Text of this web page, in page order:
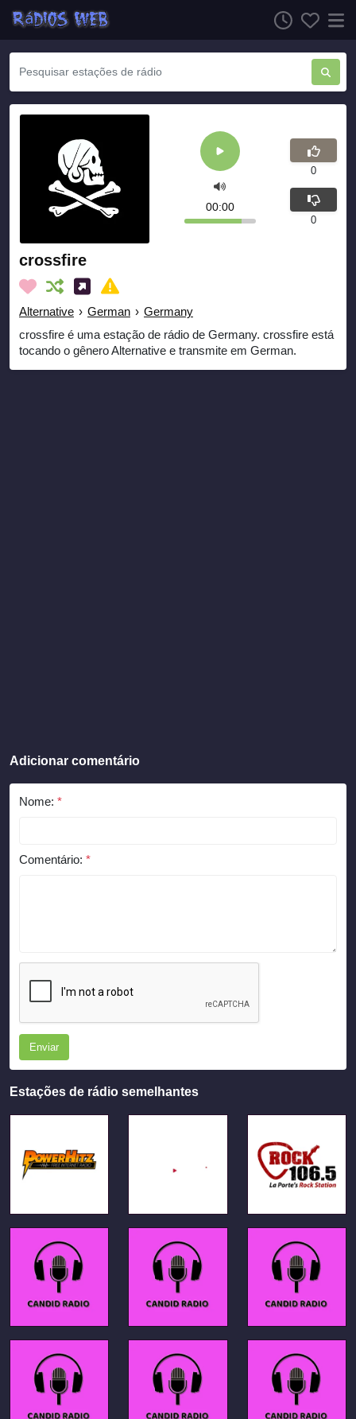
crossfire
Alternative › German › Germany
crossfire é uma estação de rádio de Germany. crossfire está
tocando o gênero Alternative e transmite em German.
00:00
0
0
Adicionar comentário
Nome: *
Comentário: *
Enviar
Estações de rádio semelhantes